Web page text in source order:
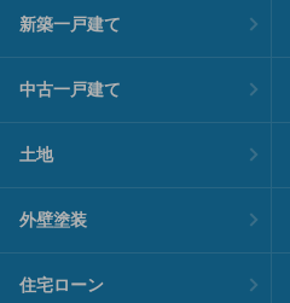
新築一戸建て
中古一戸建て
土地
外壁塗装
住宅ローン